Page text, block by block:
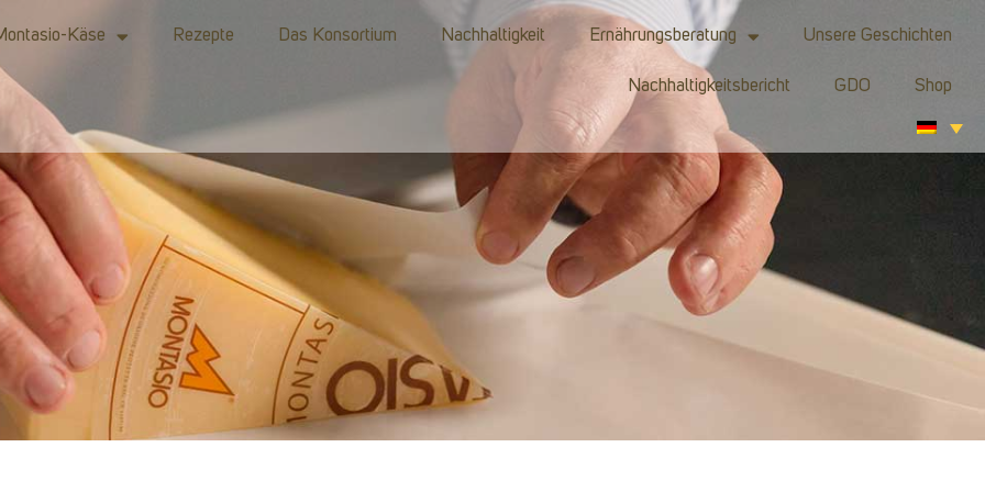
Käse Rezepte Das Konsortium Nachhaltigkeit Ernährungsberatung Unsere Geschichten
Nachhaltigkeitsbericht GDO Shop